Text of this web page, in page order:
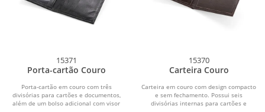
15371
Porta-cartão Couro
Porta-cartão em couro com três
divisórias para cartões e documentos,
além de um bolso adicional com visor
15370
Carteira Couro
Carteira em couro com design compacto
e sem fechamento. Possui seis
divisórias internas para cartões e